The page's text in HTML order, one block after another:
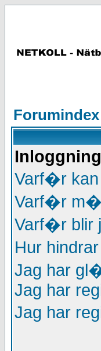
Forumindex
Varf�r kan
Varf�r
Varf�r blir
Hur
Jag har
Jag har
Jag har